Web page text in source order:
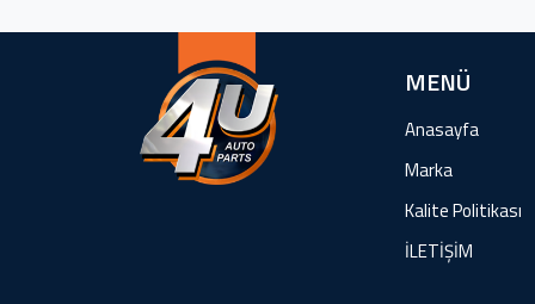
MENÜ
Anasayfa
Marka
Kalite Politikası
İLETİŞİM